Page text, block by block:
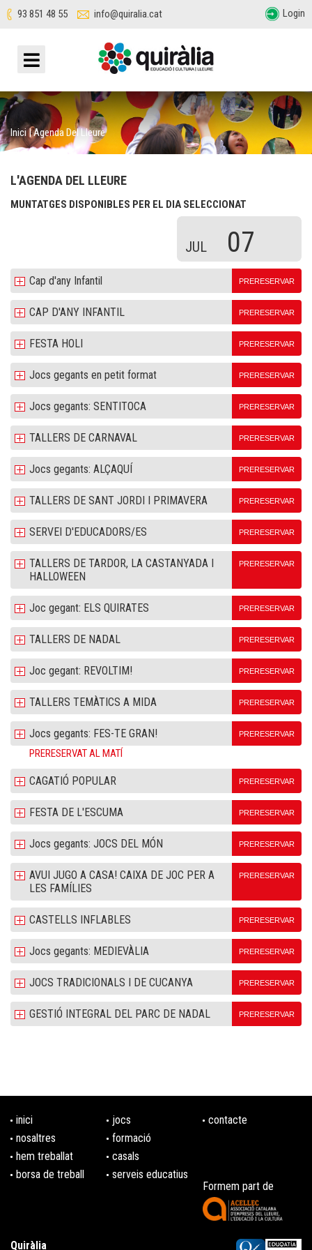
93 851 48 55 info@quiralia.cat Login
Inici|Agenda Del Lleure
L'AGENDA DEL LLEURE
MUNTATGES DISPONIBLES PER EL DIA SELECCIONAT
JUL 07
Cap d'any Infantil PRERESERVAR
CAP D'ANY INFANTIL PRERESERVAR
FESTA HOLI PRERESERVAR
Jocs gegants en petit format PRERESERVAR
Jocs gegants: SENTITOCA PRERESERVAR
TALLERS DE CARNAVAL PRERESERVAR
Jocs gegants: ALÇAQUÍ PRERESERVAR
TALLERS DE SANT JORDI I PRIMAVERA PRERESERVAR
SERVEI D'EDUCADORS/ES PRERESERVAR
TALLERS DE TARDOR, LA CASTANYADA I
HALLOWEEN
PRERESERVAR
Joc gegant: ELS QUIRATES PRERESERVAR
TALLERS DE NADAL PRERESERVAR
Joc gegant: REVOLTIM! PRERESERVAR
TALLERS TEMÀTICS A MIDA PRERESERVAR
Jocs gegants: FES-TE GRAN! PRERESERVAR
PRERESERVAT AL MATÍ
CAGATIÓ POPULAR PRERESERVAR
FESTA DE L'ESCUMA PRERESERVAR
Jocs gegants: JOCS DEL MÓN PRERESERVAR
AVUI JUGO A CASA! CAIXA DE JOC PER A
LES FAMÍLIES
PRERESERVAR
CASTELLS INFLABLES PRERESERVAR
Jocs gegants: MEDIEVÀLIA PRERESERVAR
JOCS TRADICIONALS I DE CUCANYA PRERESERVAR
GESTIÓ INTEGRAL DEL PARC DE NADAL PRERESERVAR
inici
nosaltres
hem treballat
borsa de treball
jocs
formació
casals
serveis educatius
contacte
Formem part de
Quiràlia